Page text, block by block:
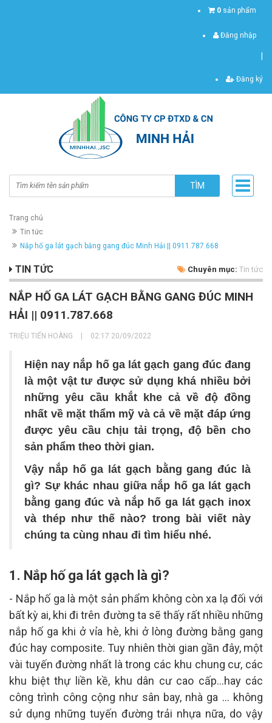
0 sản phẩm
Đăng nhập
Đăng ký
TÌM
Trang chủ
Tin tức
Nắp hố ga lát gạch bằng gang đúc Minh Hải || 0911.787.668
TIN TỨC Chuyên mục: Tin tức
NẮP HỐ GA LÁT GẠCH BẰNG GANG ĐÚC MINH
HẢI || 0911.787.668
TRIỆU TIẾN HOÀNG 02:17 20/09/2022
Hiện nay nắp hố ga lát gạch gang đúc đang
là một vật tư được sử dụng khá nhiều bởi
những yêu cầu khắt khe cả về độ đồng
nhất về mặt thẩm mỹ và cả về mặt đáp ứng
được yêu cầu chịu tải trọng, độ bền cho
sản phẩm theo thời gian.
Vậy nắp hố ga lát gạch bằng gang đúc là
gì? Sự khác nhau giữa nắp hố ga lát gạch
bằng gang đúc và nắp hố ga lát gạch inox
và thép như thế nào? trong bài viết này
chúng ta cùng nhau đi tìm hiểu nhé.
1. Nắp hố ga lát gạch là gì?
- Nắp hố ga là một sản phẩm không còn xa lạ đối với
bất kỳ ai, khi đi trên đường ta sẽ thấy rất nhiều những
nắp hố ga khi ở vỉa hè, khi ở lòng đường bằng gang
đúc hay composite. Tuy nhiên thời gian gần đây, một
vài tuyến đường nhất là trong các khu chung cư, các
khu biệt thự liền kề, khu dân cư cao cấp...hay các
công trình công cộng như sân bay, nhà ga ... không
sử dụng những tuyến đường trải nhựa nữa, do vậy